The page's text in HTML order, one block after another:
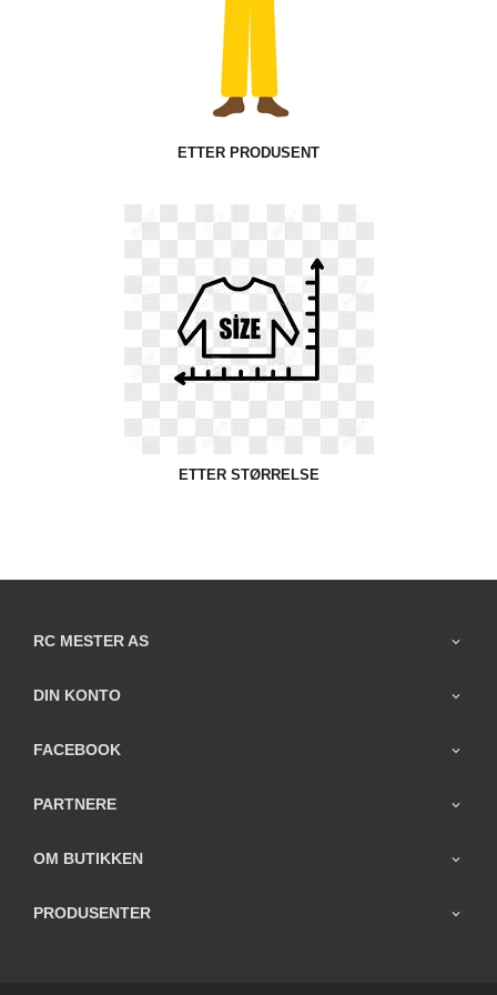
ETTER PRODUSENT
ETTER STØRRELSE
RC MESTER AS
DIN KONTO
FACEBOOK
PARTNERE
OM BUTIKKEN
PRODUSENTER